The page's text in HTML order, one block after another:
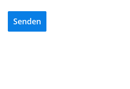
Senden